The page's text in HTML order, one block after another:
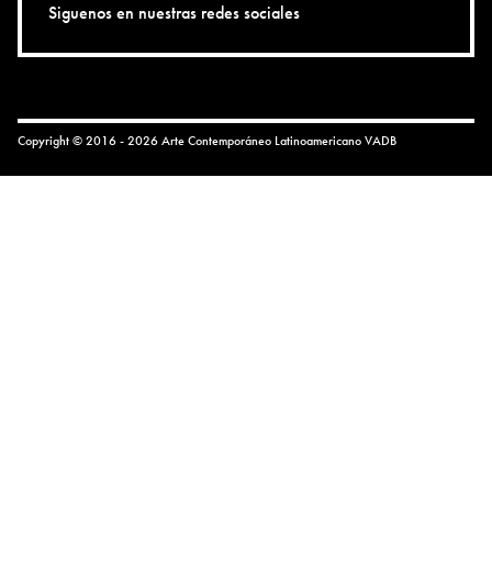
Siguenos en nuestras redes sociales
Copyright © 2016 - 2026 Arte Contemporáneo LatinoamericanoVADB